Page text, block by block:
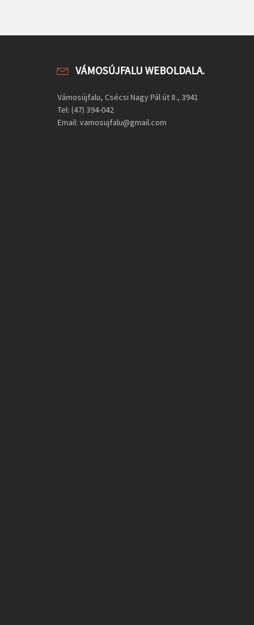
VÁMOSÚJFALU WEBOLDALA.
Vámosújfalu, Csécsi Nagy Pál út 8., 3941
Tel: (47) 394-042
Email: vamosujfalu@gmail.com